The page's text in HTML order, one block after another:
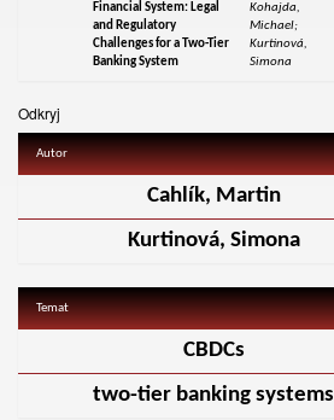
Financial System: Legal
and Regulatory
Challenges for a Two-Tier
Banking System
Kohajda,
Michael;
Kurtinová,
Simona
Odkryj
Autor
Cahlík, Martin
Kurtinová, Simona
Temat
CBDCs
two-tier banking systems